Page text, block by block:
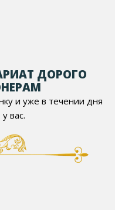
ДОРОГО
и уже в течении дня
вас.